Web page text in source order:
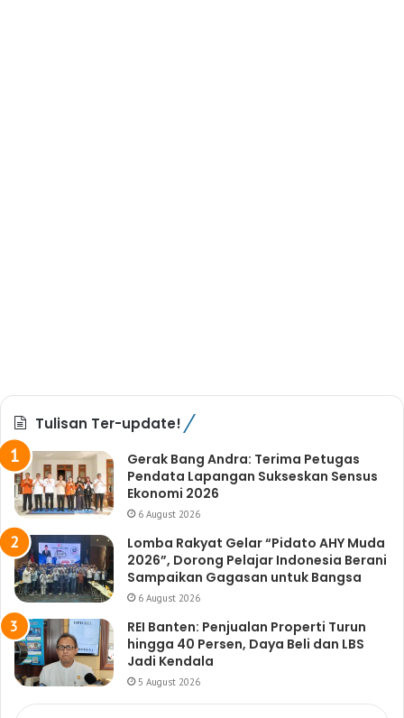
Tulisan Ter-update!
Gerak Bang Andra: Terima Petugas
Pendata Lapangan Sukseskan Sensus
Ekonomi 2026
6 August 2026
Lomba Rakyat Gelar “Pidato AHY Muda
2026”, Dorong Pelajar Indonesia Berani
Sampaikan Gagasan untuk Bangsa
6 August 2026
REI Banten: Penjualan Properti Turun
hingga 40 Persen, Daya Beli dan LBS
Jadi Kendala
5 August 2026